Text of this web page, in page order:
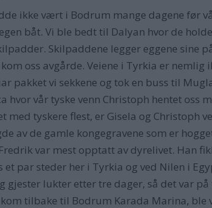
ikke vært i Bodrum mange dagene før
båt. Vi ble bedt til Dalyan hvor de
Skilpaddene legger eggene sine
oss avgårde. Veiene i Tyrkia er nemlig
pakket vi sekkene og tok en buss til
hvor vår tyske venn Christoph hentet oss
med tyskere flest, er Gisela og Christoph
av de gamle kongegravene som er
var mest opptatt av dyrelivet. Han
et par steder her i Tyrkia og ved Nilen i
gjester lukter etter tre dager, så det var
kom tilbake til Bodrum Karada Marina, ble